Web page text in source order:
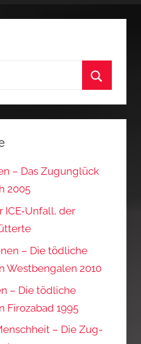
– Das Zugunglück
2005
ICE‑Unfall, der
– Die tödliche
Westbengalen 2010
– Die tödliche
Firozabad 1995
– Die Zug-